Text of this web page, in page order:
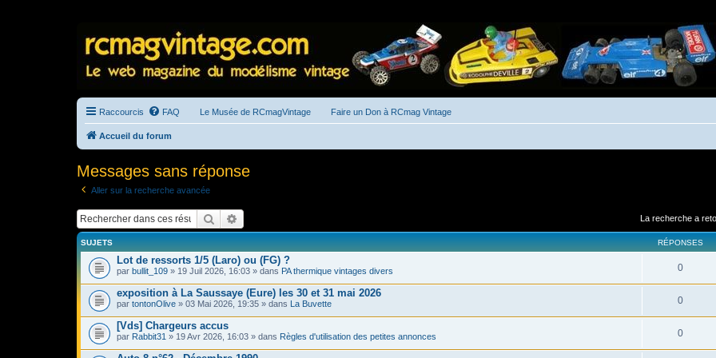
Raccourcis FAQ Le Musée de RCmagVintage Faire un Don à RCmag Vintage
Accueil du forum
Messages sans réponse
Aller sur la recherche avancée
Rechercher La recherche a
SUJETS RÉPONSES
Lot de ressorts 1/5 (Laro) ou (FG) ?
par bullit_109 » 19 Juil 2026, 16:03 » dans PA thermique vintages divers 0
exposition à La Saussaye (Eure) les 30 et 31 mai 2026
par tontonOlive » 03 Mai 2026, 19:35 » dans La Buvette 0
[Vds] Chargeurs accus
par Rabbit31 » 19 Avr 2026, 16:03 » dans Règles d'utilisation des petites annonces 0